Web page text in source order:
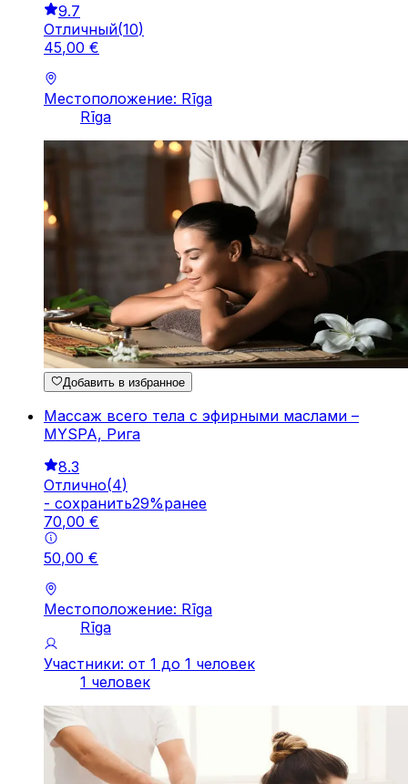
9.7
Отличный(10)
45,00 €
Местоположение: Rīga
Rīga
Добавить в избранное
Массаж всего тела с эфирными маслами –
MYSPA, Рига
8.3
Отлично(4)
- cохранить29%ранее
70,00 €
50,00 €
Местоположение: Rīga
Rīga
Участники: от 1 до 1 человек
1 человек